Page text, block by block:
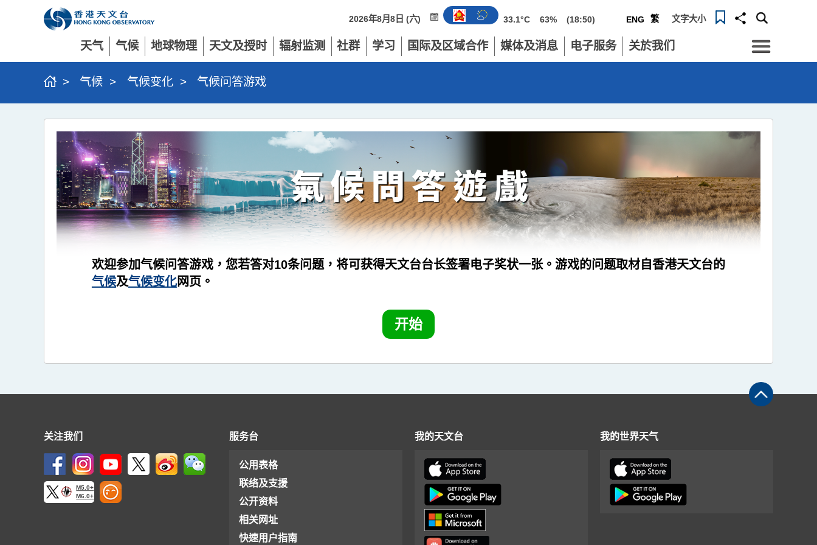
2026年8月8日 (六) 33.1°C 63% (18:50) ENG 繁 文字大小
天气 气候 地球物理 天文及授时 辐射监测 社群 学习 国际及区域合作 媒体及消息 电子服务 关於我们
> 气候 > 气候变化 > 气候问答游戏
欢迎参加气候问答游戏，您若答对10条问题，将可获得天文台台长签署电子奖状一张。游戏的问题取材自香港天文台的
气候及气候变化网页。
关注我们
M5.0+
M6.0+
服务台
公用表格
联络及支援
公开资料
相关网址
快速用户指南
我的天文台 我的世界天气